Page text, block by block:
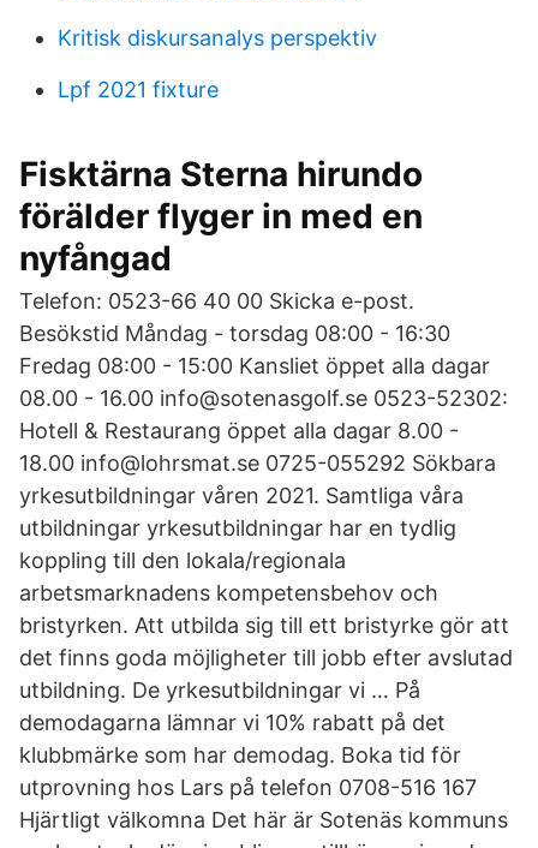
Kritisk diskursanalys perspektiv
Lpf 2021 fixture
Fisktärna Sterna hirundo
förälder flyger in med en
nyfångad
Telefon: 0523-66 40 00 Skicka e-post.
Besökstid Måndag - torsdag 08:00 - 16:30
Fredag 08:00 - 15:00 Kansliet öppet alla dagar
08.00 - 16.00 info@sotenasgolf.se 0523-52302:
Hotell & Restaurang öppet alla dagar 8.00 -
18.00 info@lohrsmat.se 0725-055292 Sökbara
yrkesutbildningar våren 2021. Samtliga våra
utbildningar yrkesutbildningar har en tydlig
koppling till den lokala/regionala
arbetsmarknadens kompetensbehov och
bristyrken. Att utbilda sig till ett bristyrke gör att
det finns goda möjligheter till jobb efter avslutad
utbildning. De yrkesutbildningar vi … På
demodagarna lämnar vi 10% rabatt på det
klubbmärke som har demodag. Boka tid för
utprovning hos Lars på telefon 0708-516 167
Hjärtligt välkomna Det här är Sotenäs kommuns